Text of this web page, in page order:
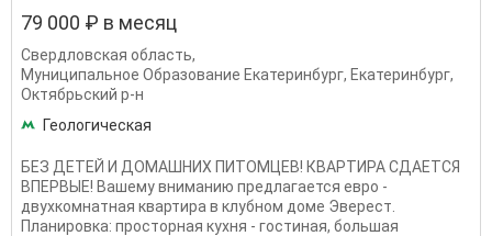
79 000 ₽ в месяц
Свердловская область,
Муниципальное Образование Екатеринбург, Екатеринбург,
Октябрьский р-н
Геологическая
БЕЗ ДЕТЕЙ И ДОМАШНИХ ПИТОМЦЕВ! КВАРТИРА СДАЕТСЯ
ВПЕРВЫЕ! Вашему вниманию предлагается евро -
двухкомнатная квартира в клубном доме Эверест.
Планировка: просторная кухня - гостиная, большая